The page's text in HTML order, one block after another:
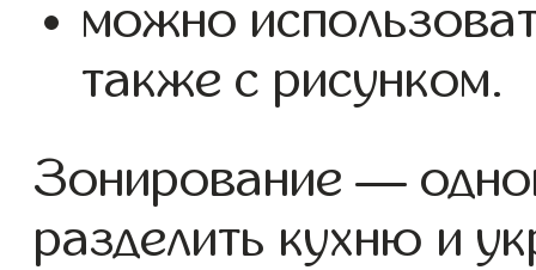
можно
также с рисунком.
Зонирование —
разделить кухню и